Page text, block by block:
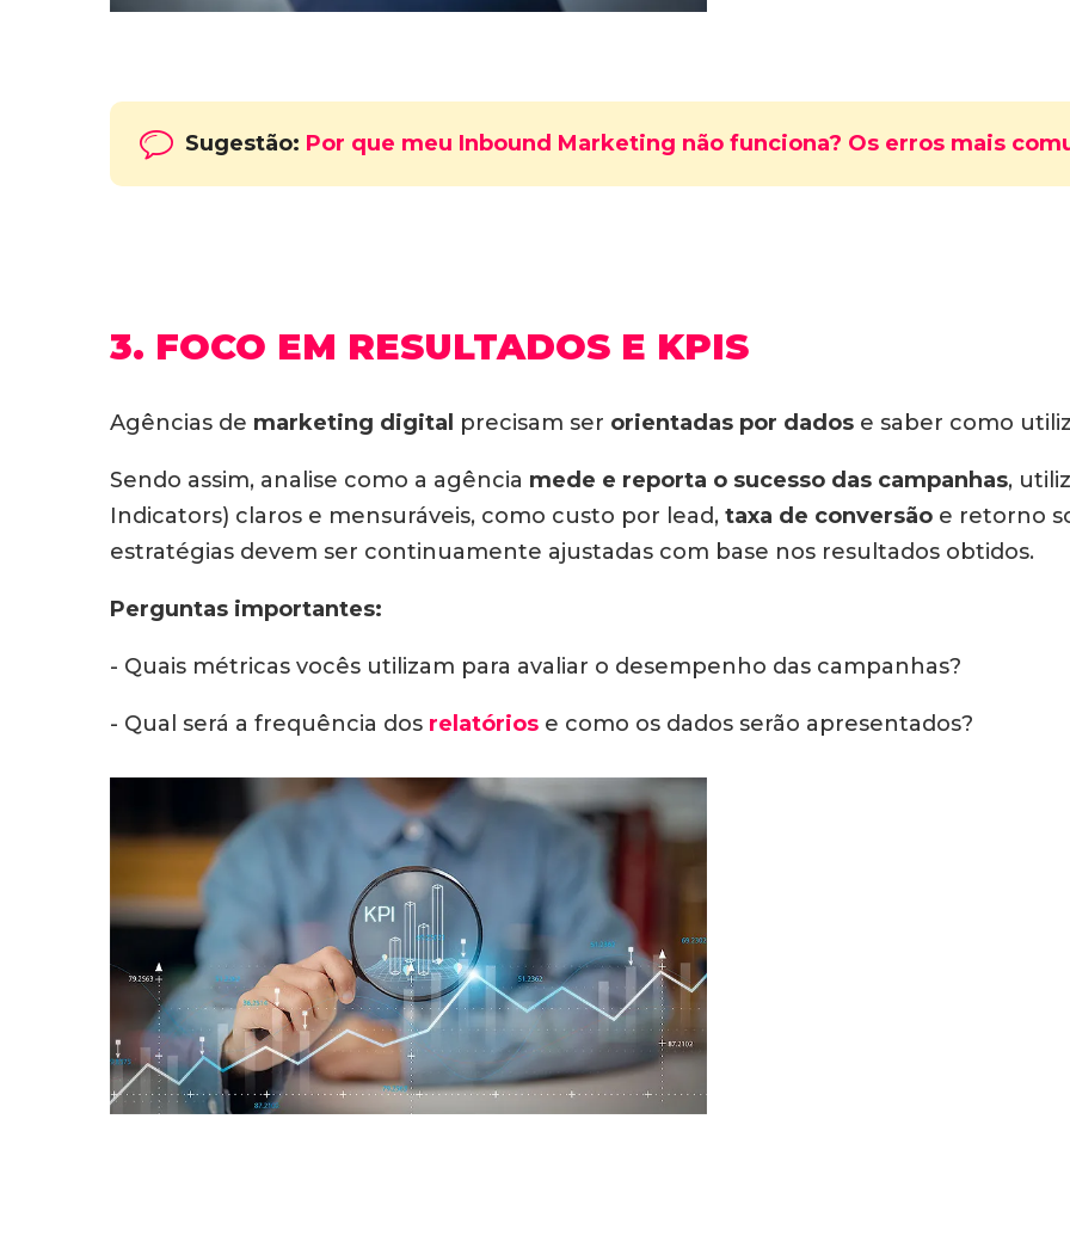
Sugestão: Por que meu Inbound Marketing não funciona? Os erros mais
3. FOCO EM RESULTADOS E KPIS
Agências de marketing digital precisam ser orientadas por dados e saber como
Sendo assim, analise como a agência mede e reporta o sucesso das campanhas,
Indicators) claros e mensuráveis, como custo por lead, taxa de conversão e retorno
estratégias devem ser continuamente ajustadas com base nos resultados obtidos.
Perguntas importantes:
- Quais métricas vocês utilizam para avaliar o desempenho das campanhas?
- Qual será a frequência dos relatórios e como os dados serão apresentados?